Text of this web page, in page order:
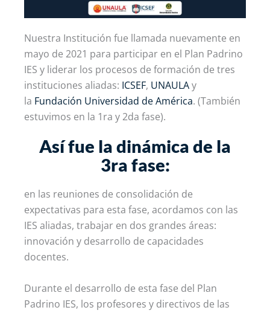
Nuestra Institución fue llamada nuevamente en
mayo de 2021 para participar en el Plan Padrino
IES y liderar los procesos de formación de tres
instituciones aliadas: ICSEF, UNAULAy
la Fundación Universidad de América. (También
estuvimos en la 1ra y 2da fase).
Así fue la dinámica de la
3ra fase:
en las reuniones de consolidación de
expectativas para esta fase, acordamos con las
IES aliadas, trabajar en dos grandes áreas:
innovación y desarrollo de capacidades
docentes.
Durante el desarrollo de esta fase del Plan
Padrino IES, los profesores y directivos de las